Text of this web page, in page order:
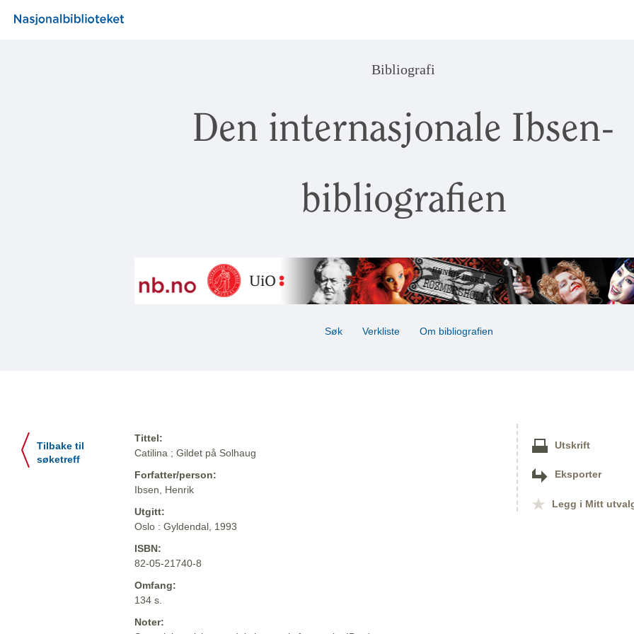
Bibliografi
Den internasjonale Ibsen-
bibliografien
Søk Verkliste Om bibliografien
Tilbake til
søketreff
Tittel:
Catilina ; Gildet på Solhaug
Forfatter/person:
Ibsen, Henrik
Utgitt:
Oslo : Gyldendal, 1993
ISBN:
82-05-21740-8
Omfang:
134 s.
Noter:
Utskrift
Eksporter
Legg i Mitt